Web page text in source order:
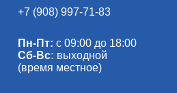
+7 (908) 997-71-83
Пн-Пт: с 09:00 до 18:00
Сб-Вс: выходной
(время местное)